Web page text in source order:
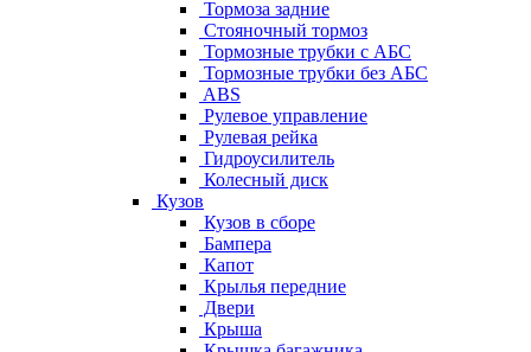
Тормоза задние
Стояночный тормоз
Тормозные трубки с АБС
Тормозные трубки без АБС
ABS
Рулевое управление
Рулевая рейка
Гидроусилитель
Колесный диск
Кузов
Кузов в сборе
Бампера
Капот
Крылья передние
Двери
Крыша